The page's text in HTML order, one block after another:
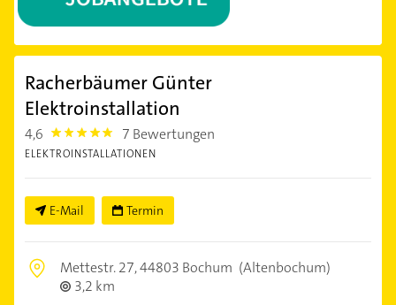
Racherbäumer Günter
Elektroinstallation
4,6 4.6 7 Bewertungen
ELEKTROINSTALLATIONEN
E-Mail Termin
Mettestr. 27,44803 Bochum (Altenbochum)
3,2 km